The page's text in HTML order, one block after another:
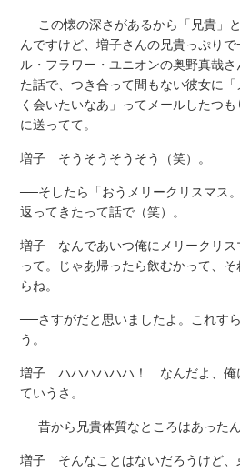
──この懐の深さがあるから「兄貴」
んですけど、増子さんの兄貴っぷり
ル・フラワー・ユニオンの奥野真哉
た話で、つき合って間もない彼女に
く会いたいなあ」ってメールしたつ
に送ってて。
増子 そうそうそうそう（笑）。
──そしたら「おうメリークリスマス
返ってきたって話で（笑）。
増子 なんであいつ俺にメリークリス
って。じゃあ帰ったら飲むかって、
らね。
──さすがだと思いましたよ。これす
う。
増子 ハハハハハハ！ なんだよ、俺
ていうさ。
──昔から兄貴体質なところはあった
増子 そんなことはないだろうけど、